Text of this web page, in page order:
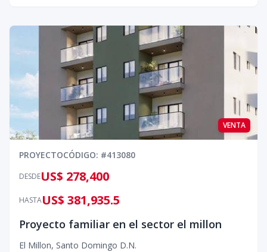
VENTA
PROYECTOCÓDIGO: #413080
DESDEUS$ 278,400
HASTAUS$ 381,935.5
Proyecto familiar en el sector el millon
El Millon, Santo Domingo D.N.